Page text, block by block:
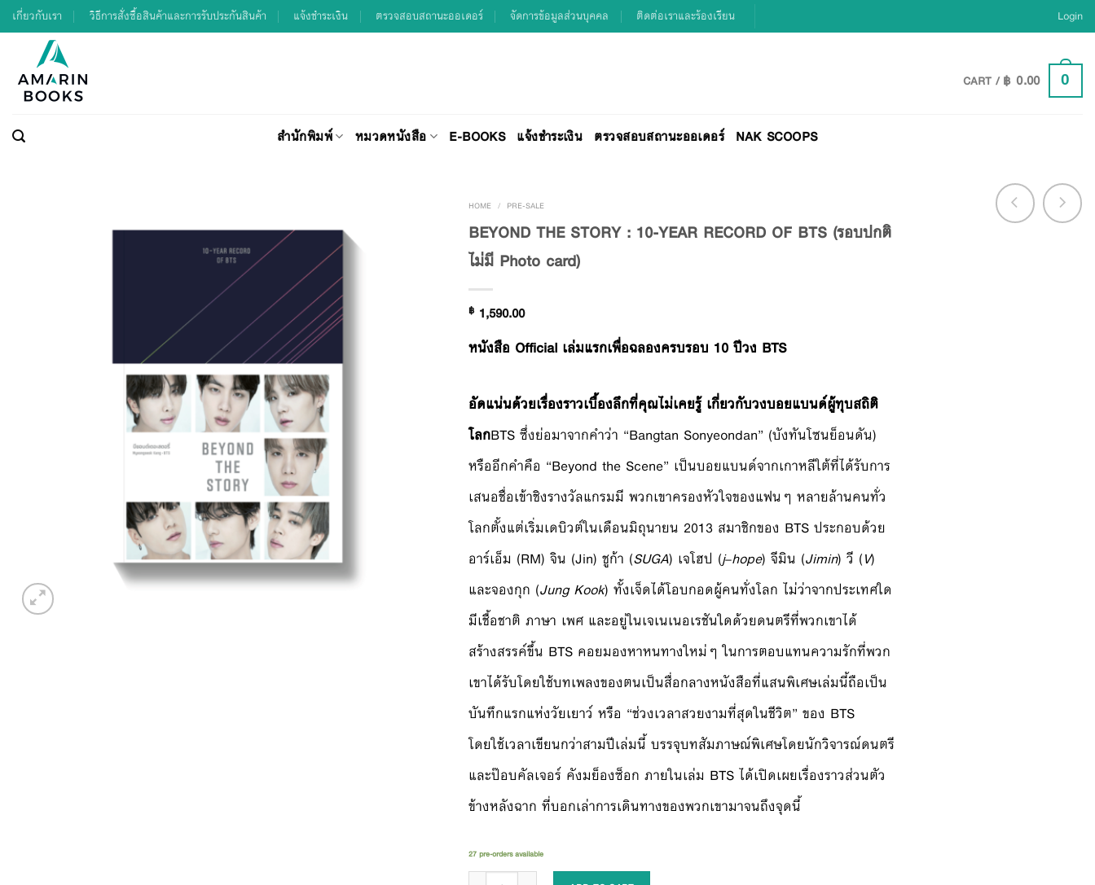
Skip
to
เกี่ยวกับเรา วิธีการสั่งซื้อสินค้าและการรับประกันสินค้า แจ้งชำระเงิน ตรวจสอบสถานะออเดอร์ จัดการข้อมูลส่วนบุคคล ติดต่อเราและร้องเรียน Login
CART /฿ 0.00 0
สำนักพิมพ์ หมวดหนังสือ E-BOOKS แจ้งชำระเงิน ตรวจสอบสถานะออเดอร์ NAK SCOOPS
HOME / PRE-SALE
BEYOND THE STORY : 10-YEAR RECORD OF BTS (รอบปกติ
ไม่มี Photo card)
฿ 1,590.00
หนังสือ Official เล่มแรกเพื่อฉลองครบรอบ 10 ปีวง BTS
อัดแน่นด้วยเรื่องราวเบื้องลึกที่คุณไม่เคยรู้ เกี่ยวกับวงบอยแบนด์ผู้ทุบสถิติ
โลกBTS ซึ่งย่อมาจากคำว่า “Bangtan Sonyeondan” (บังทันโซนย็อนดัน)
หรืออีกคำคือ “Beyond the Scene” เป็นบอยแบนด์จากเกาหลีใต้ที่ได้รับการ
เสนอชื่อเข้าชิงรางวัลแกรมมี พวกเขาครองหัวใจของแฟนๆ หลายล้านคนทั่ว
โลกตั้งแต่เริ่มเดบิวต์ในเดือนมิถุนายน 2013 สมาชิกของ BTS ประกอบด้วย
อาร์เอ็ม (RM) จิน (Jin) ชูก้า (SUGA) เจโฮป (j–hope) จีมิน (Jimin) วี (V)
และจองกุก (Jung Kook) ทั้งเจ็ดได้โอบกอดผู้คนทั่งโลก ไม่ว่าจากประเทศใด
มีเชื้อชาติ ภาษา เพศ และอยู่ในเจเนเนอเรชันใดด้วยดนตรีที่พวกเขาได้
สร้างสรรค์ขึ้น BTS คอยมองหาหนทางใหม่ๆ ในการตอบแทนความรักที่พวก
เขาได้รับโดยใช้บทเพลงของตนเป็นสื่อกลางหนังสือที่แสนพิเศษเล่มนี้ถือเป็น
บันทึกแรกแห่งวัยเยาว์ หรือ “ช่วงเวลาสวยงามที่สุดในชีวิต” ของ BTS
โดยใช้เวลาเขียนกว่าสามปีเล่มนี้ บรรจุบทสัมภาษณ์พิเศษโดยนักวิจารณ์ดนตรี
และป๊อบคัลเจอร์ คังมย็องซ็อก ภายในเล่ม BTS ได้เปิดเผยเรื่องราวส่วนตัว
ข้างหลังฉาก ที่บอกเล่าการเดินทางของพวกเขามาจนถึงจุดนี้
27 pre-orders available